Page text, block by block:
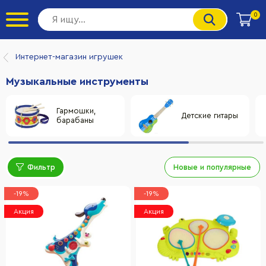
0
Интернет-магазин игрушек
Музыкальные инструменты
Гармошки,
барабаны
Детские гитары
Фильтр Новые и популярные
-19%
Акция
-19%
Акция